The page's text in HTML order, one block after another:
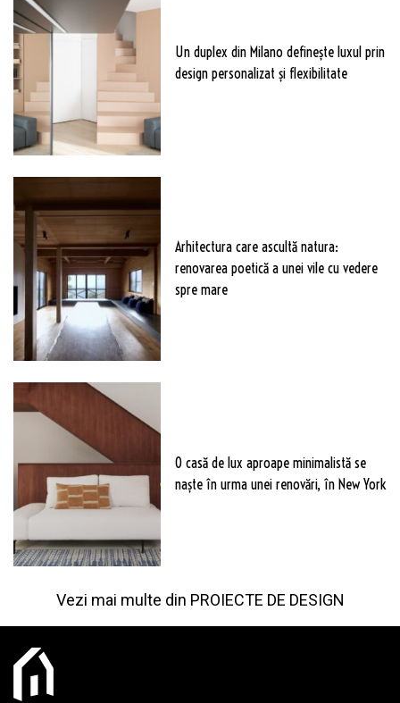
Un duplex din Milano definește luxul prin
design personalizat și flexibilitate
Arhitectura care ascultă natura:
renovarea poetică a unei vile cu vedere
spre mare
O casă de lux aproape minimalistă se
naște în urma unei renovări, în New York
Vezi mai multe din PROIECTE DE DESIGN